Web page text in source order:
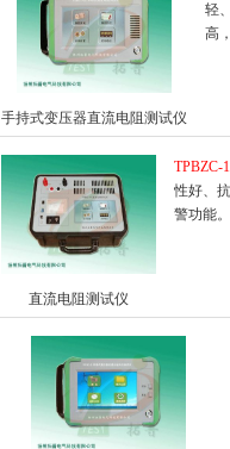
手持式变压器直流电阻测试仪
轻
高
直流电阻测试仪
TPBZC-
性好、
警功能